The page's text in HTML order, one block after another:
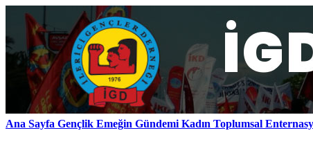
Ana Sayfa Gençlik Emeğin Gündemi Kadın Toplumsal